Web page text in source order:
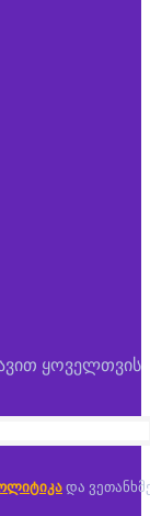
ყოველთვის
და